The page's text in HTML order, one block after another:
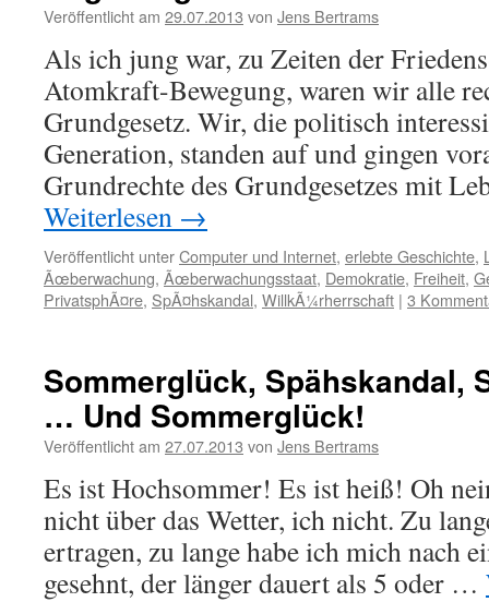
Veröffentlicht am 29.07.2013 von Jens Bertrams
Als ich jung war, zu Zeiten der
Atomkraft-Bewegung, waren wir alle
Grundgesetz. Wir, die politisch
Generation, standen auf und gingen
Grundrechte des Grundgesetzes mit
Weiterlesen →
Veröffentlicht unterComputer und Internet, erlebte Geschichte,
Ãœberwachung, Ãœberwachungsstaat, Demokratie, Freiheit,
PrivatsphÃ¤re, SpÃ¤hskandal, WillkÃ¼rherrschaft | 3
Sommerglück, Spähskandal,
… Und Sommerglück!
Veröffentlicht am 27.07.2013 von Jens Bertrams
Es ist Hochsommer! Es ist heiß! Oh
nicht über das Wetter, ich nicht. Zu
ertragen, zu lange habe ich mich nach
gesehnt, der länger dauert als 5 oder …